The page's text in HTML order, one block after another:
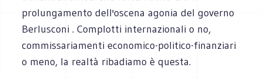
prolungamento dell'oscena agonia del governo
Berlusconi . Complotti internazionali o no,
commissariamenti economico-politico-finanziari
o meno, la realtà ribadiamo è questa.